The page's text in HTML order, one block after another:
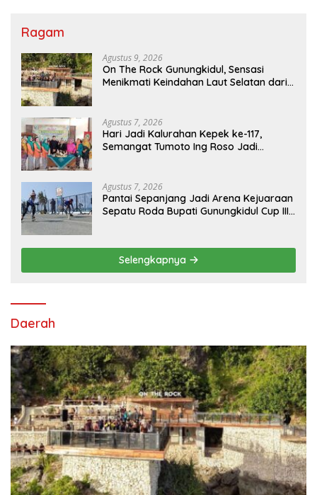
Ragam
Agustus 9, 2026
On The Rock Gunungkidul, Sensasi
Menikmati Keindahan Laut Selatan dari
Agustus 7, 2026
Hari Jadi Kalurahan Kepek ke-117,
Semangat Tumoto Ing Roso Jadi
Agustus 7, 2026
Pantai Sepanjang Jadi Arena Kejuaraan
Sepatu Roda Bupati Gunungkidul Cup III
Selengkapnya
Daerah